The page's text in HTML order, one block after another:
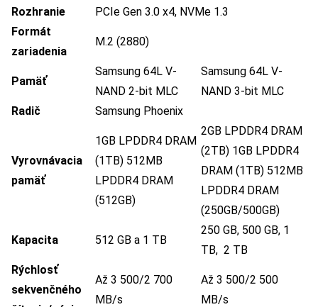
Rozhranie
PCIe Gen 3.0 x4, NVMe 1.3
Formát
zariadenia
M.2 (2880)
Pamäť
Samsung 64L V-
NAND 2-bit MLC
Samsung 64L V-
NAND 3-bit MLC
Radič
Samsung Phoenix
Vyrovnávacia
pamäť
1GB LPDDR4 DRAM
(1TB) 512MB
LPDDR4 DRAM
(512GB)
2GB LPDDR4 DRAM
(2TB) 1GB LPDDR4
DRAM (1TB) 512MB
LPDDR4 DRAM
(250GB/500GB)
Kapacita 512 GB a 1 TB
250 GB, 500 GB, 1
TB, 2 TB
Rýchlosť
sekvenčného
Až 3 500/2 700
MB/s
Až 3 500/2 500
MB/s